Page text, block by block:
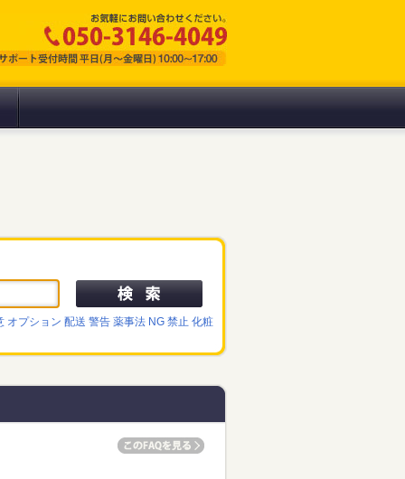
オプション 配送 警告 薬事法 NG 禁止 化粧